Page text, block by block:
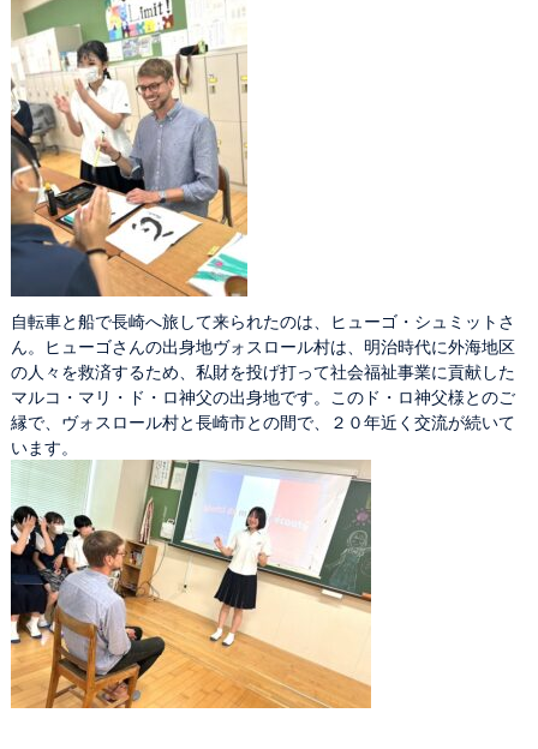
自転車と船で長崎へ旅して来られたのは、ヒューゴ・シュミットさ
ん。ヒューゴさんの出身地ヴォスロール村は、明治時代に外海地区
の人々を救済するため、私財を投げ打って社会福祉事業に貢献した
マルコ・マリ・ド・ロ神父の出身地です。このド・ロ神父様とのご
縁で、ヴォスロール村と長崎市との間で、２０年近く交流が続いて
います。